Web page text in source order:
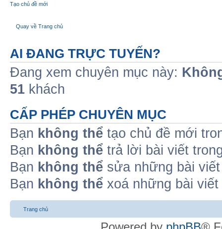
Tạo chủ đề mới
Quay về Trang chủ
AI ĐANG TRỰC TUYẾN?
Đang xem chuyên mục này:
51 khách
CẤP PHÉP CHUYÊN MỤC
Bạn không thể tạo chủ đề mới
Bạn không thể trả lời bài viết
Bạn không thể sửa những bài
Bạn không thể xoá những bài
Trang chủ